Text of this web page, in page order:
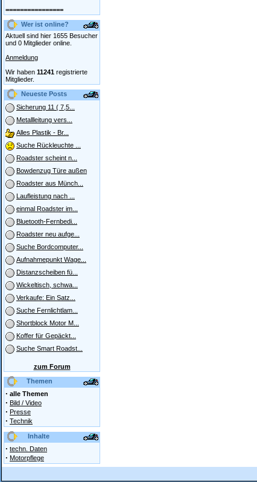
================
Wer ist online?
Aktuell sind hier 1655 Besucher
und 0 Mitglieder online.
Anmeldung
Wir haben 11241 registrierte
Mitglieder.
Neueste Posts
Sicherung 11 ( 7,5...
Metallleitung vers...
Alles Plastik - Br...
Suche Rückleuchte ...
Roadster scheint n...
Bowdenzug Türe außen
Roadster aus Münch...
Laufleistung nach ...
einmal Roadster im...
Bluetooth-Fernbedi...
Roadster neu aufge...
Suche Bordcomputer...
Aufnahmepunkt Wage...
Distanzscheiben fü...
Wickeltisch, schwa...
Verkaufe: Ein Satz...
Suche Fernlichtlam...
Shortblock Motor M...
Koffer für Gepäckt...
Suche Smart Roadst...
zum Forum
Themen
· alle Themen
· Bild / Video
· Presse
· Technik
Inhalte
· techn. Daten
· Motorpflege